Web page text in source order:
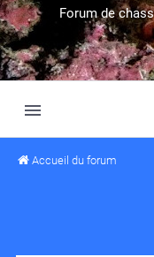
Forum de
Accueil du forum